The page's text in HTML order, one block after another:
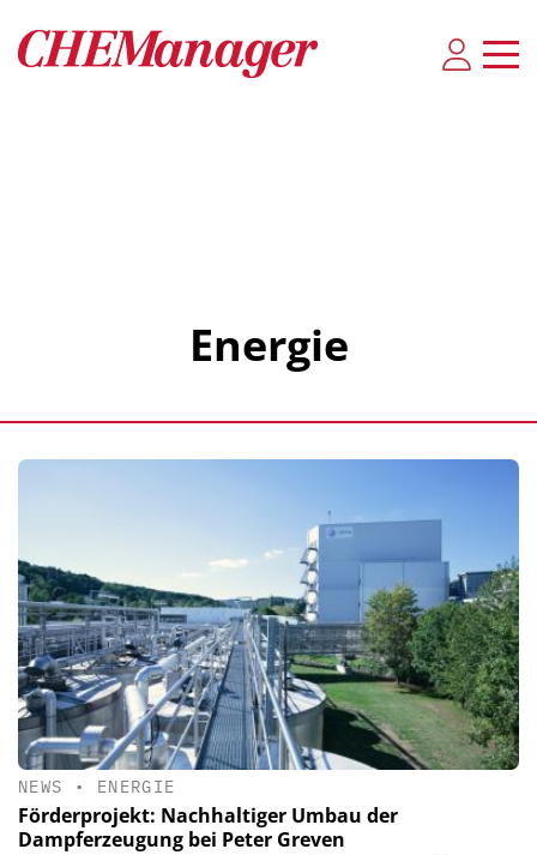
Energie
NEWS • ENERGIE
Förderprojekt: Nachhaltiger Umbau der
Dampferzeugung bei Peter Greven